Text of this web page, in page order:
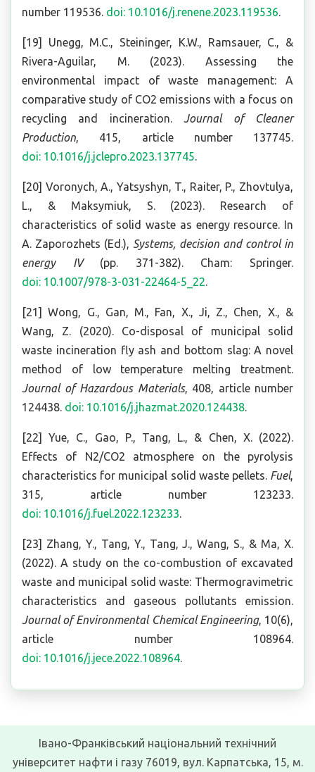
number 119536. doi: 10.1016/j.renene.2023.119536.
[19] Unegg, M.C., Steininger, K.W., Ramsauer, C., &
Rivera-Aguilar, M. (2023). Assessing the
environmental impact of waste management: A
comparative study of CO2 emissions with a focus on
recycling and incineration.Journal of Cleaner
Production, 415, article number 137745.
doi: 10.1016/j.jclepro.2023.137745.
[20] Voronych, A., Yatsyshyn, T., Raiter, P., Zhovtulya,
L., & Maksymiuk, S. (2023). Research of
characteristics of solid waste as energy resource. In
A. Zaporozhets (Ed.), Systems, decision and control in
energy IV(pp. 371-382). Cham: Springer.
doi: 10.1007/978-3-031-22464-5_22.
[21] Wong, G., Gan, M., Fan, X., Ji, Z., Chen, X., &
Wang, Z. (2020). Co-disposal of municipal solid
waste incineration fly ash and bottom slag: A novel
method of low temperature melting treatment.
Journal of Hazardous Materials, 408, article number
124438. doi: 10.1016/j.jhazmat.2020.124438.
[22] Yue, C., Gao, P., Tang, L., & Chen, X. (2022).
Effects of N2/CO2 atmosphere on the pyrolysis
characteristics for municipal solid waste pellets. Fuel,
315, article number 123233.
doi: 10.1016/j.fuel.2022.123233.
[23] Zhang, Y., Tang, Y., Tang, J., Wang, S., & Ma, X.
(2022). A study on the co-combustion of excavated
waste and municipal solid waste: Thermogravimetric
characteristics and gaseous pollutants emission.
Journal of Environmental Chemical Engineering, 10(6),
article number 108964.
doi: 10.1016/j.jece.2022.108964.
Івано-Франківський національний технічний
університет нафти і газу 76019, вул. Карпатська, 15, м.